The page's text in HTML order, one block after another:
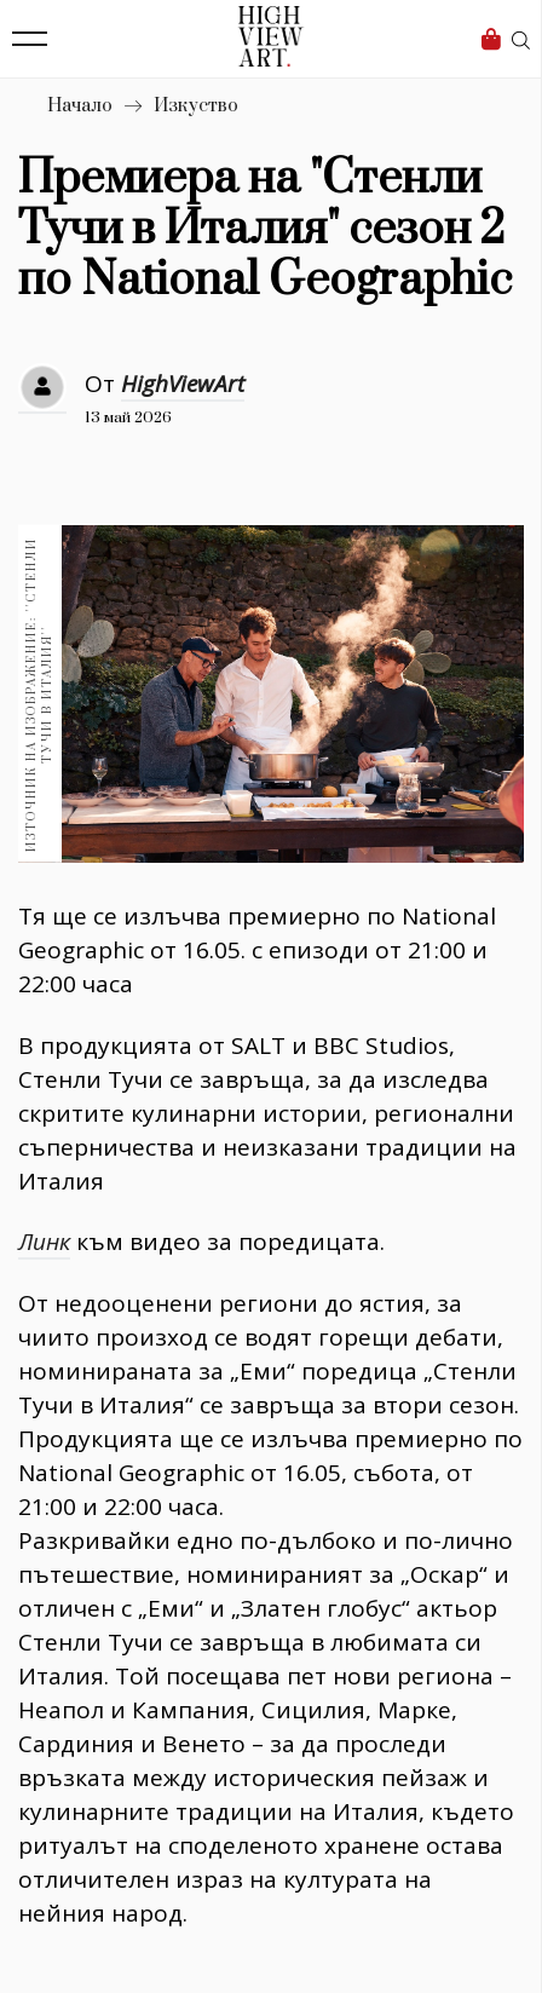
Бизнес
Мода
Dialogue
Изкуство
4338
Дизайн
Книги
30+ 1970
Гурме 1709
Пътувай
237
Здраве 389
Gentlemen
381
Wellness
1815
ПОСЛЕДВАЙТЕ
НИ
Начало Изкуство
Премиера на "Стенли
Тучи в Италия" сезон 2
по National Geographic
От HighViewArt
13 май 2026
И
З
Т
О
Ч
Н
И
К
Н
А
И
З
О
Б
Р
А
Ж
Е
Н
И
Е
:
'
'
С
Т
Е
Н
Л
И
Т
У
Ч
И
В
И
Т
А
Л
И
Я
''
Тя ще се излъчва премиерно по National
Geographic от 16.05. с епизоди от 21:00 и
22:00 часа
В продукцията от SALT и BBC Studios,
Стенли Тучи се завръща, за да изследва
скритите кулинарни истории, регионални
съперничества и неизказани традиции на
Италия
Линккъм видео за поредицата.
От недооценени региони до ястия, за
чиито произход се водят горещи дебати,
номинираната за „Еми“ поредица „Стенли
Тучи в Италия“ се завръща за втори сезон.
Продукцията ще се излъчва премиерно по
National Geographic от 16.05, събота, от
21:00 и 22:00 часа.
Разкривайки едно по-дълбоко и по-лично
пътешествие, номинираният за „Оскар“ и
отличен с „Еми“ и „Златен глобус“ актьор
Стенли Тучи се завръща в любимата си
Италия. Той посещава пет нови региона –
Неапол и Кампания, Сицилия, Марке,
Сардиния и Венето – за да проследи
връзката между историческия пейзаж и
кулинарните традиции на Италия, където
ритуалът на споделеното хранене остава
отличителен израз на културата на
нейния народ.